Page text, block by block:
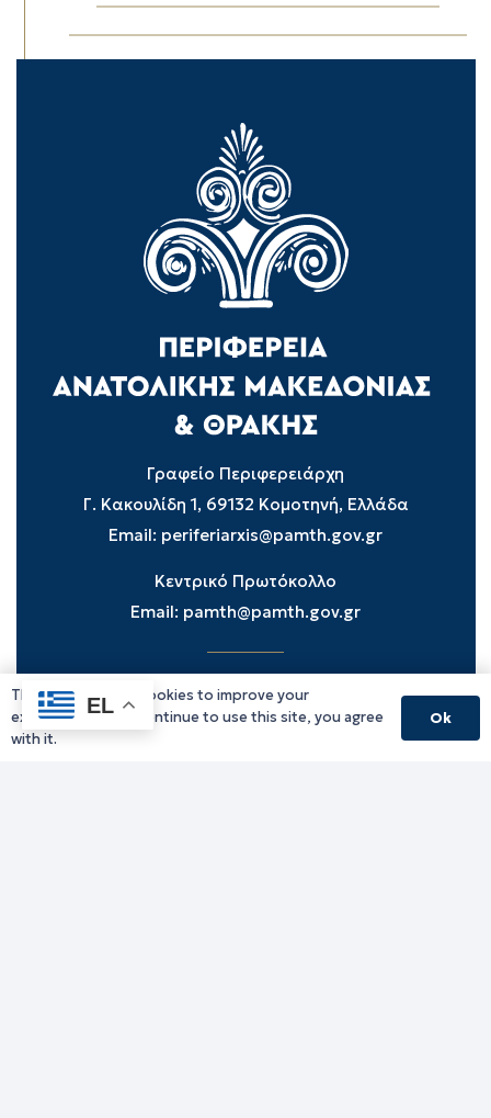
Γραφείο Περιφερειάρχη
Γ. Κακουλίδη 1, 69132 Κομοτηνή, Ελλάδα
Email: periferiarxis@pamth.gov.gr
Κεντρικό Πρωτόκολλο
Email: pamth@pamth.gov.gr
Υπηρεσίες Δράμας
Υπηρεσίες Καβάλας
EL
This website uses cookies to improve your
experience. If you continue to use this site, you agree
with it.
Ok